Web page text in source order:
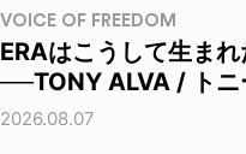
VOICE OF FREEDOM
ERAはこうして生まれ
──TONY ALVA / トニ
2026.08.07